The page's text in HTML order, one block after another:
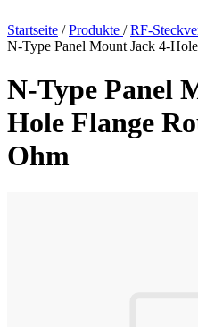
Startseite / Produkte / RF-
N-Type Panel Mount Jack 4-
N-Type Panel
Hole Flange
Ohm